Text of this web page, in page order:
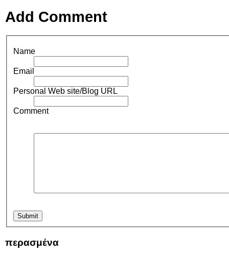
Add Comment
Name
Email
Personal Web site/Blog URL
Comment
περασμένα